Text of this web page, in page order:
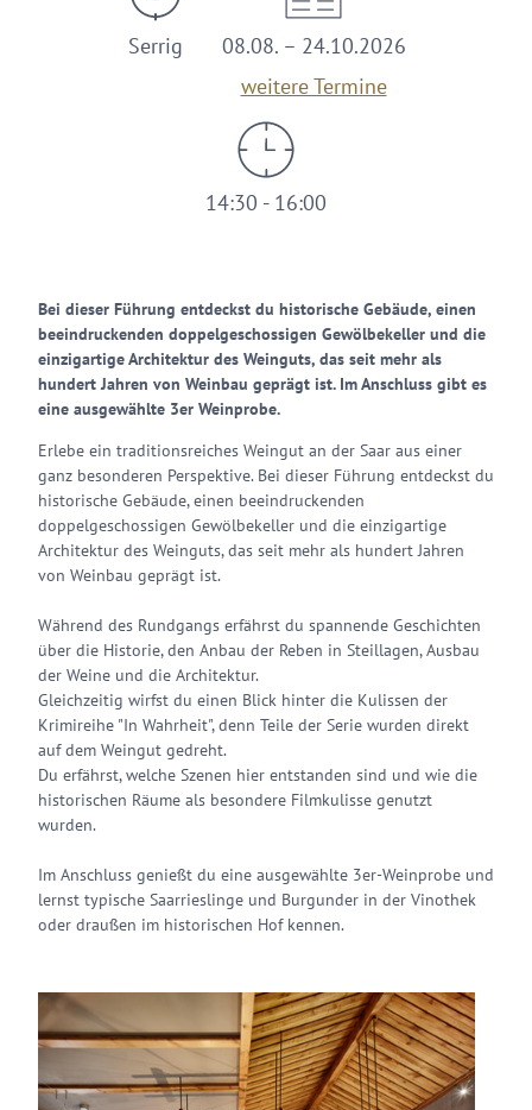
Serrig
08.08. – 24.10.2026
weitere Termine
14:30 - 16:00
Bei dieser Führung entdeckst du historische Gebäude, einen
beeindruckenden doppelgeschossigen Gewölbekeller und die
einzigartige Architektur des Weinguts, das seit mehr als
hundert Jahren von Weinbau geprägt ist. Im Anschluss gibt es
eine ausgewählte 3er Weinprobe.
Erlebe ein traditionsreiches Weingut an der Saar aus einer
ganz besonderen Perspektive. Bei dieser Führung entdeckst du
historische Gebäude, einen beeindruckenden
doppelgeschossigen Gewölbekeller und die einzigartige
Architektur des Weinguts, das seit mehr als hundert Jahren
von Weinbau geprägt ist.
Während des Rundgangs erfährst du spannende Geschichten
über die Historie, den Anbau der Reben in Steillagen, Ausbau
der Weine und die Architektur.
Gleichzeitig wirfst du einen Blick hinter die Kulissen der
Krimireihe "In Wahrheit", denn Teile der Serie wurden direkt
auf dem Weingut gedreht.
Du erfährst, welche Szenen hier entstanden sind und wie die
historischen Räume als besondere Filmkulisse genutzt
wurden.
Im Anschluss genießt du eine ausgewählte 3er-Weinprobe und
lernst typische Saarrieslinge und Burgunder in der Vinothek
oder draußen im historischen Hof kennen.